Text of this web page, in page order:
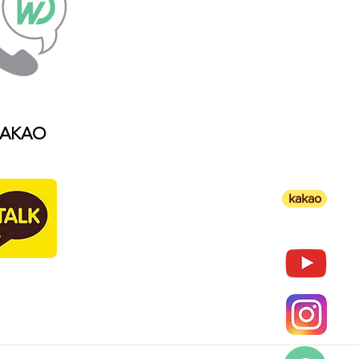
kakao